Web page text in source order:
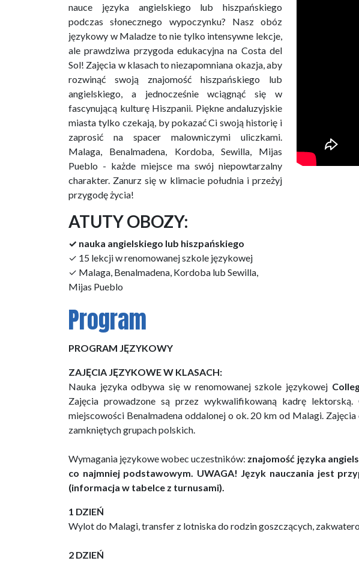
nauce języka angielskiego lub hiszpańskiego
podczas słonecznego wypoczynku? Nasz obóz
językowy w Maladze to nie tylko intensywne lekcje,
ale prawdziwa przygoda edukacyjna na Costa del
Sol! Zajęcia w klasach to niezapomniana okazja, aby
rozwinąć swoją znajomość hiszpańskiego lub
angielskiego, a jednocześnie wciągnąć się w
fascynującą kulturę Hiszpanii. Piękne andaluzyjskie
miasta tylko czekają, by pokazać Ci swoją historię i
zaprosić na spacer malowniczymi uliczkami.
Malaga, Benalmadena, Kordoba, Sewilla, Mijas
Pueblo - każde miejsce ma swój niepowtarzalny
charakter. Zanurz się w klimacie południa i przeżyj
przygodę życia!
ATUTY OBOZY:
✓ nauka angielskiego lub hiszpańskiego
✓ 15 lekcji w renomowanej szkole językowej
✓ Malaga, Benalmadena, Kordoba lub Sewilla,
Mijas Pueblo
Program
PROGRAM JĘZYKOWY
ZAJĘCIA JĘZYKOWE W KLASACH:
Nauka języka odbywa się w renomowanej szkole językowej
Zajęcia prowadzone są przez wykwalifikowaną kadrę
miejscowości Benalmadena oddalonej o ok. 20 km od Malagi.
zamkniętych grupach polskich.
Wymagania językowe wobec uczestników: znajomość języka
co najmniej podstawowym. UWAGA! Język nauczania jest
(informacja w tabelce z turnusami).
1 DZIEŃ
Wylot do Malagi, transfer z lotniska do rodzin goszczących,
2 DZIEŃ